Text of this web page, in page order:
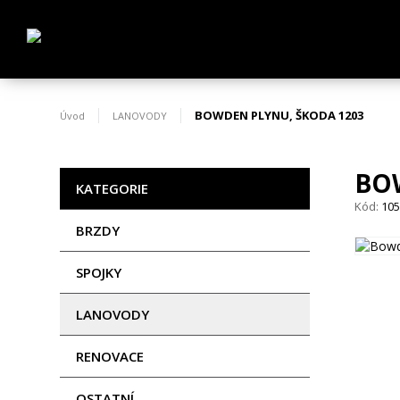
Úvod LANOVODY BOWDEN PLYNU, ŠKODA 1203
KATEGORIE
BRZDY
SPOJKY
LANOVODY
RENOVACE
Kód: